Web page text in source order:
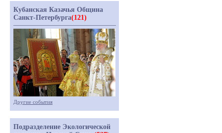
Кубанская Казачья Община
Санкт-Петербурга(121)
Другие события
Подразделение Экологической